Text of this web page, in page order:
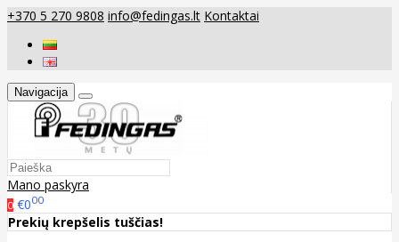
+370 5 270 9808 info@fedingas.lt Kontaktai
Navigacija
Mano paskyra
0 €000
Prekių krepšelis tuščias!